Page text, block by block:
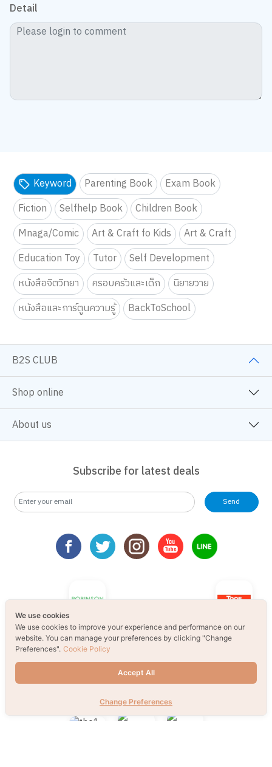
Detail
Keyword Parenting Book
Exam Book
Fiction
Selfhelp Book
Children Book
Mnaga/Comic
Art & Craft fo Kids
Art & Craft
Education Toy
Tutor
Self Development
หนังสือจิตวิทยา
ครอบครัวและเด็ก
นิยายวาย
หนังสือและการ์ตูนความรู้
BackToSchool
B2S CLUB
Shop online
About us
Subscribe for latest deals
Send
We use cookies
We use cookies to improve your experience and performance on our
website. You can manage your preferences by clicking "Change
Preferences". Cookie Policy
Accept All
Change Preferences